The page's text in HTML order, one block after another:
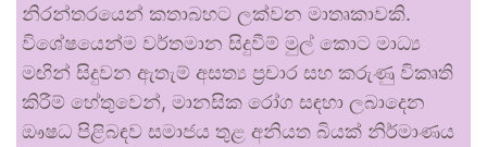
නිරන්තරයෙන් කතාබහට ලක්වන මාතෘකාවකි.
විශේෂයෙන්ම වර්තමාන සිදුවීම් මුල් කොට මාධ්‍ය
මඟින් සිදුවන ඇතැම් අසත්‍ය ප්‍රචාර සහ කරුණු විකෘති
කිරීම් හේතුවෙන්, මානසික රෝග සඳහා ලබාදෙන
ඖෂධ පිළිබඳව සමාජය තුළ අනියත බියක් නිර්මාණය